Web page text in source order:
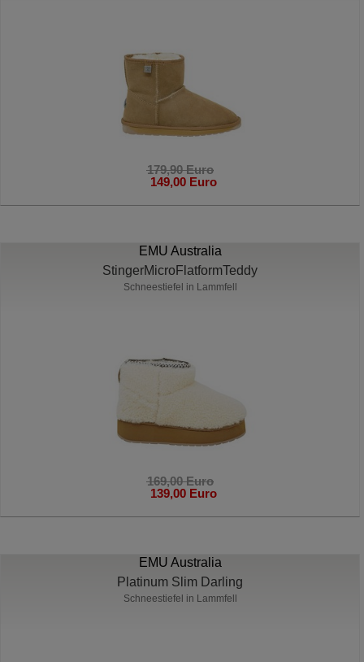
179,90 Euro
149,00 Euro
EMU Australia
StingerMicroFlatformTeddy
Schneestiefel in Lammfell
169,00 Euro
139,00 Euro
EMU Australia
Platinum Slim Darling
Schneestiefel in Lammfell